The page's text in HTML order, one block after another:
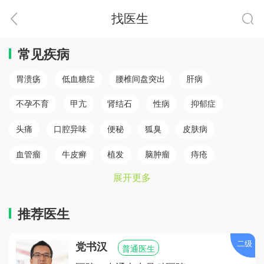
找医生
常见疾病
胃溃疡 低血糖症 腰椎间盘突出 肝病
不孕不育 甲亢 肾结石 性病 抑郁症
头痛 口腔异味 便秘 狐臭 皮肤病
血管瘤 牛皮癣 植发 脑肿瘤 痔疮
脾胃病 乳腺癌
腰椎间盘突出
展开更多
推荐医生
党书汉 普通医生
二级